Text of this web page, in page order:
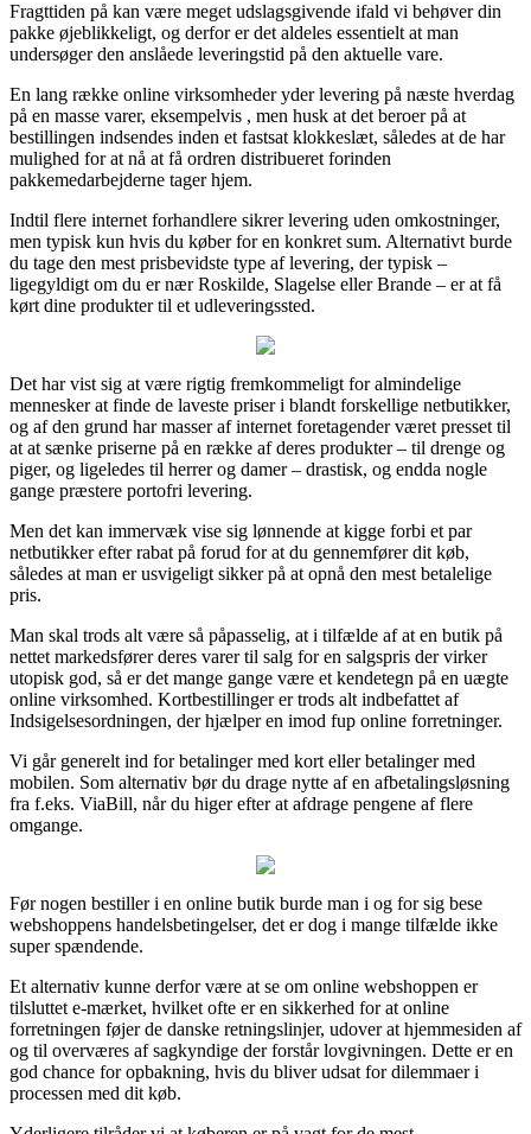
Fragttiden på kan være meget udslagsgivende ifald vi behøver din
pakke øjeblikkeligt, og derfor er det aldeles essentielt at man
undersøger den anslåede leveringstid på den aktuelle vare.
En lang række online virksomheder yder levering på næste hverdag
på en masse varer, eksempelvis , men husk at det beroer på at
bestillingen indsendes inden et fastsat klokkeslæt, således at de har
mulighed for at nå at få ordren distribueret forinden
pakkemedarbejderne tager hjem.
Indtil flere internet forhandlere sikrer levering uden omkostninger,
men typisk kun hvis du køber for en konkret sum. Alternativt burde
du tage den mest prisbevidste type af levering, der typisk –
ligegyldigt om du er nær Roskilde, Slagelse eller Brande – er at få
kørt dine produkter til et udleveringssted.
Det har vist sig at være rigtig fremkommeligt for almindelige
mennesker at finde de laveste priser i blandt forskellige netbutikker,
og af den grund har masser af internet foretagender været presset til
at at sænke priserne på en række af deres produkter – til drenge og
piger, og ligeledes til herrer og damer – drastisk, og endda nogle
gange præstere portofri levering.
Men det kan immervæk vise sig lønnende at kigge forbi et par
netbutikker efter rabat på forud for at du gennemfører dit køb,
således at man er usvigeligt sikker på at opnå den mest betalelige
pris.
Man skal trods alt være så påpasselig, at i tilfælde af at en butik på
nettet markedsfører deres varer til salg for en salgspris der virker
utopisk god, så er det mange gange være et kendetegn på en uægte
online virksomhed. Kortbestillinger er trods alt indbefattet af
Indsigelsesordningen, der hjælper en imod fup online forretninger.
Vi går generelt ind for betalinger med kort eller betalinger med
mobilen. Som alternativ bør du drage nytte af en afbetalingsløsning
fra f.eks. ViaBill, når du higer efter at afdrage pengene af flere
omgange.
Før nogen bestiller i en online butik burde man i og for sig bese
webshoppens handelsbetingelser, det er dog i mange tilfælde ikke
super spændende.
Et alternativ kunne derfor være at se om online webshoppen er
tilsluttet e-mærket, hvilket ofte er en sikkerhed for at online
forretningen føjer de danske retningslinjer, udover at hjemmesiden af
og til overværes af sagkyndige der forstår lovgivningen. Dette er en
god chance for opbakning, hvis du bliver udsat for dilemmaer i
processen med dit køb.